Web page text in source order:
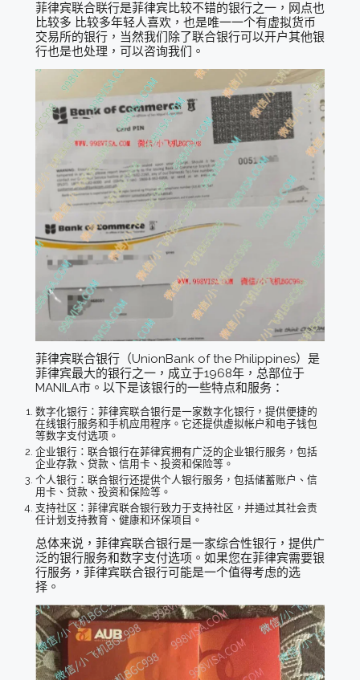
菲律宾联合联行是菲律宾比较不错的银行之一，网点也
比较多 比较多年轻人喜欢，也是唯一一个有虚拟货币
交易所的银行，当然我们除了联合银行可以开户其他银
行也是也处理，可以咨询我们。
菲律宾联合银行（UnionBank of the Philippines）是
菲律宾最大的银行之一，成立于1968年，总部位于
MANILA市。以下是该银行的一些特点和服务：
数字化银行：菲律宾联合银行是一家数字化银行，提供便捷的
在线银行服务和手机应用程序。它还提供虚拟帐户和电子钱包
等数字支付选项。
企业银行：联合银行在菲律宾拥有广泛的企业银行服务，包括
企业存款、贷款、信用卡、投资和保险等。
个人银行：联合银行还提供个人银行服务，包括储蓄账户、信
用卡、贷款、投资和保险等。
支持社区：菲律宾联合银行致力于支持社区，并通过其社会责
任计划支持教育、健康和环保项目。
总体来说，菲律宾联合银行是一家综合性银行，提供广
泛的银行服务和数字支付选项。如果您在菲律宾需要银
行服务，菲律宾联合银行可能是一个值得考虑的选
择。